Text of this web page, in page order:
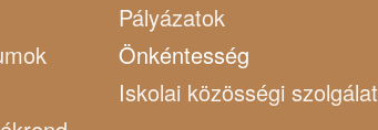
Pályázatok
Önkéntesség
Iskolai közösségi szolgálat